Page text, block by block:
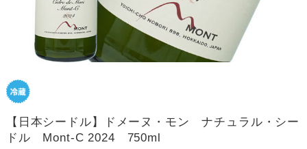
【日本シードル】ドメーヌ・モン ナチュラル・シー
ドル Mont-C 2024 750ml